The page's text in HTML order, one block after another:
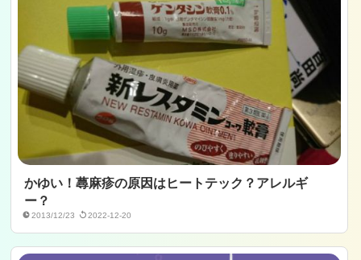
かゆい！蕁麻疹の原因はヒートテック？アレルギ
ー？
2013/12/23 2022-12-20